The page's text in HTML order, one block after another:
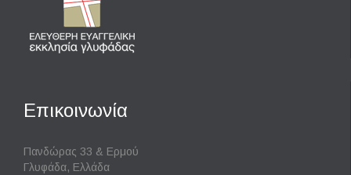
Επικοινωνία
Πανδώρας 33 & Ερμού
Γλυφάδα, Ελλάδα